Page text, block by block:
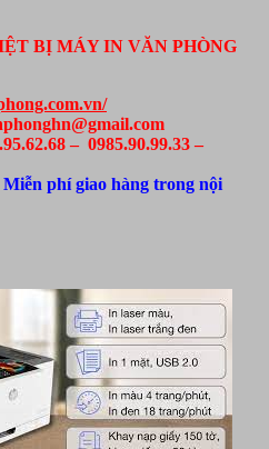
BỊ MÁY IN VĂN PHÒNG
– 0985.90.99.33 –
phí giao hàng trong nội